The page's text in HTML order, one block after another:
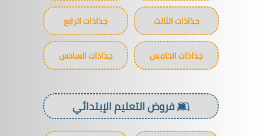
جذاذات الثالث جذاذات الرابع
جذاذات الخامس جذاذات السادس
فروض التعليم الإبتدائي